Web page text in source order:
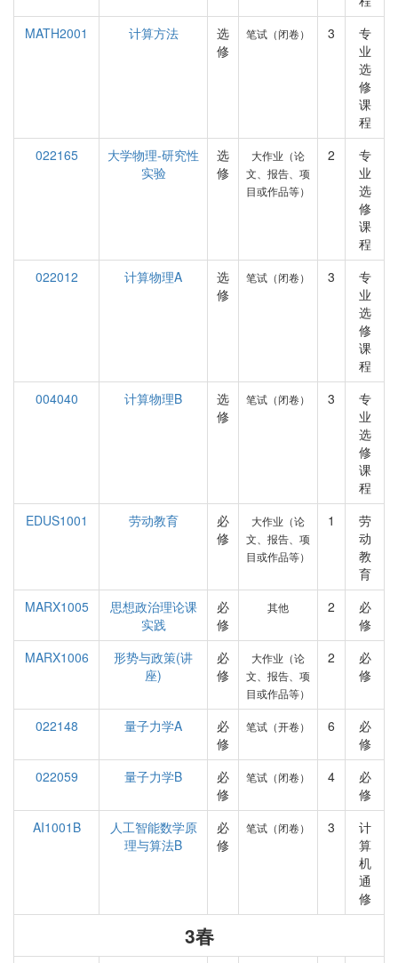
MATH2001
计算方法
选
修
笔试（闭卷） 3
专
业
选
修
课
程
022165
大学物理-研究性
实验
选
修
大作业（论
文、报告、项
目或作品等）
2
专
业
选
修
课
程
022012
计算物理A
选
修
笔试（闭卷） 3
专
业
选
修
课
程
004040
计算物理B
选
修
笔试（闭卷） 3
专
业
选
修
课
程
EDUS1001
劳动教育
必
修
大作业（论
文、报告、项
目或作品等）
1
劳
动
教
育
MARX1005
思想政治理论课
实践
必
修
其他 2
必
修
MARX1006
形势与政策(讲
座)
必
修
大作业（论
文、报告、项
目或作品等）
2
必
修
022148 量子力学A
必
修
笔试（开卷） 6
必
修
022059
量子力学B
必
修
笔试（闭卷） 4
必
修
AI1001B
人工智能数学原
理与算法B
必
修
笔试（闭卷） 3
计
算
机
通
修
3春